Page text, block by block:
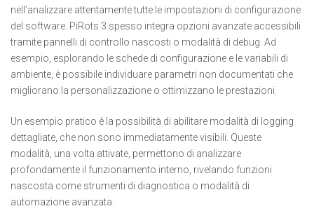
nell’analizzare attentamente tutte le impostazioni di configurazione
del software. PiRots 3 spesso integra opzioni avanzate accessibili
tramite pannelli di controllo nascosti o modalità di debug. Ad
esempio, esplorando le schede di configurazione e le variabili di
ambiente, è possibile individuare parametri non documentati che
migliorano la personalizzazione o ottimizzano le prestazioni.
Un esempio pratico è la possibilità di abilitare modalità di logging
dettagliate, che non sono immediatamente visibili. Queste
modalità, una volta attivate, permettono di analizzare
profondamente il funzionamento interno, rivelando funzioni
nascosta come strumenti di diagnostica o modalità di
automazione avanzata.